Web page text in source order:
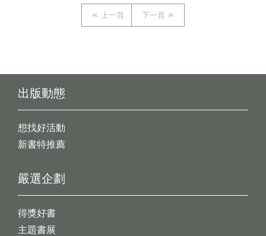
上一頁 下一頁
出版動態
想找好活動
新書特推薦
嚴選企劃
得獎好書
主題書展